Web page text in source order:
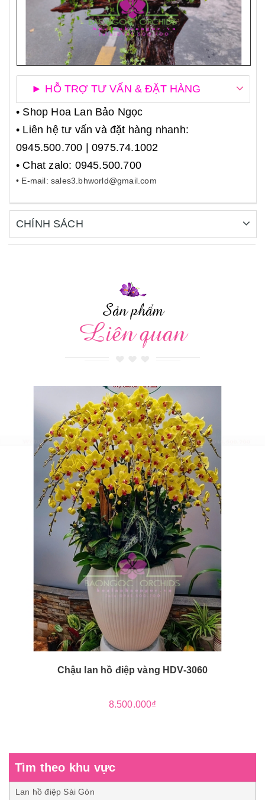
► HỖ TRỢ TƯ VẤN & ĐẶT HÀNG
• Shop Hoa Lan Bảo Ngọc
• Liên hệ tư vấn và đặt hàng nhanh:
0945.500.700 | 0975.74.1002
• Chat zalo: 0945.500.700
• E-mail: sales3.bhworld@gmail.com
CHÍNH SÁCH
Sản phẩm
Liên quan
Chậu lan hồ điệp vàng HDV-3060
8.500.000₫
Tìm theo khu vực
Lan hồ điệp Sài Gòn